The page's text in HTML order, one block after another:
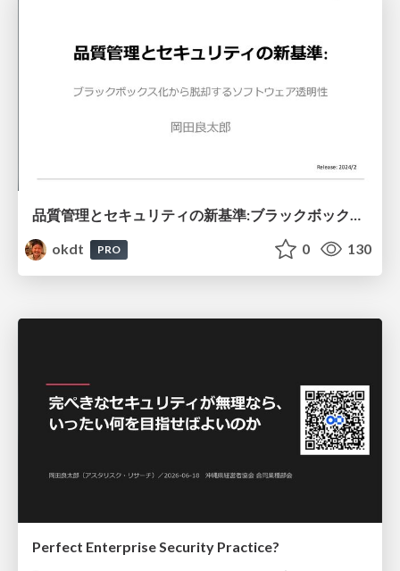
品質管理とセキュリティの新基準: ブラックボックス化から脱却するソフトウェア透明性
okdt
PRO 0 130
Perfect Enterprise Security Practice?